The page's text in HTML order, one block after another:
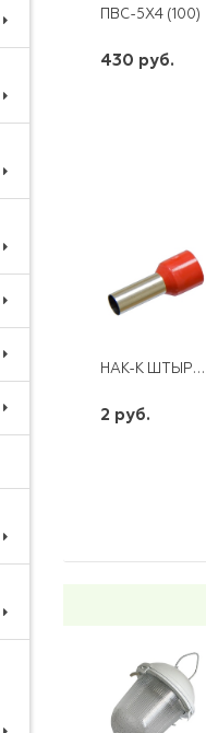
ПВС-5Х4 (100)
430 руб.
НАК-К ШТЫРЕВОЙ НШВИ 10-12
2 руб.